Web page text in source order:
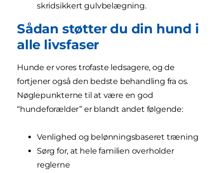
skridsikkert gulvbelægning.
Sådan støtter du din hund i
alle livsfaser
Hunde er vores trofaste ledsagere, og de
fortjener også den bedste behandling fra os.
Nøglepunkterne til at være en god
“hundeforælder” er blandt andet følgende:
Venlighed og belønningsbaseret træning
Sørg for, at hele familien overholder
reglerne